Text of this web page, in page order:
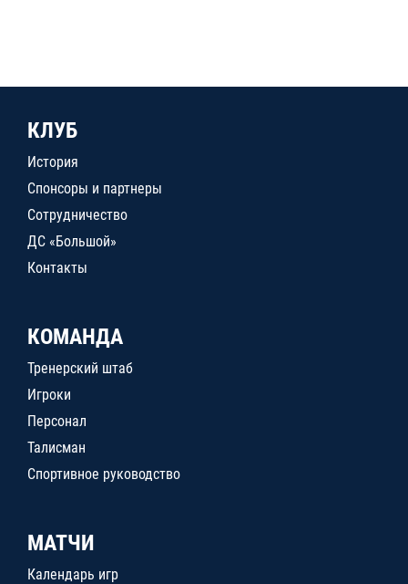
КЛУБ
История
Спонсоры и партнеры
Сотрудничество
ДС «Большой»
Контакты
КОМАНДА
Тренерский штаб
Игроки
Персонал
Талисман
Спортивное руководство
МАТЧИ
Календарь игр